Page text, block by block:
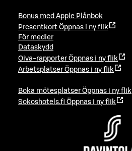
Bonus med Apple Plånbok
Presentkort Öppnas i ny flik
För medier
Dataskydd
Oiva-rapporter Öppnas i ny flik
Arbetsplatser Öppnas i ny flik
Boka mötesplatser Öppnas i ny flik
Sokoshotels.fi Öppnas i ny flik